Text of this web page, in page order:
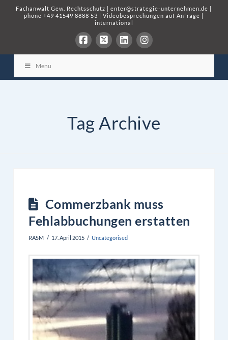
Fachanwalt Gew. Rechtsschutz |enter@strategie-unternehmen.de |
phone+49 41549 8888 53 |Videobesprechungen auf Anfrage |
international
Menu
Tag Archive
Commerzbank muss
Fehlabbuchungen erstatten
RASM 17. April 2015 Uncategorised